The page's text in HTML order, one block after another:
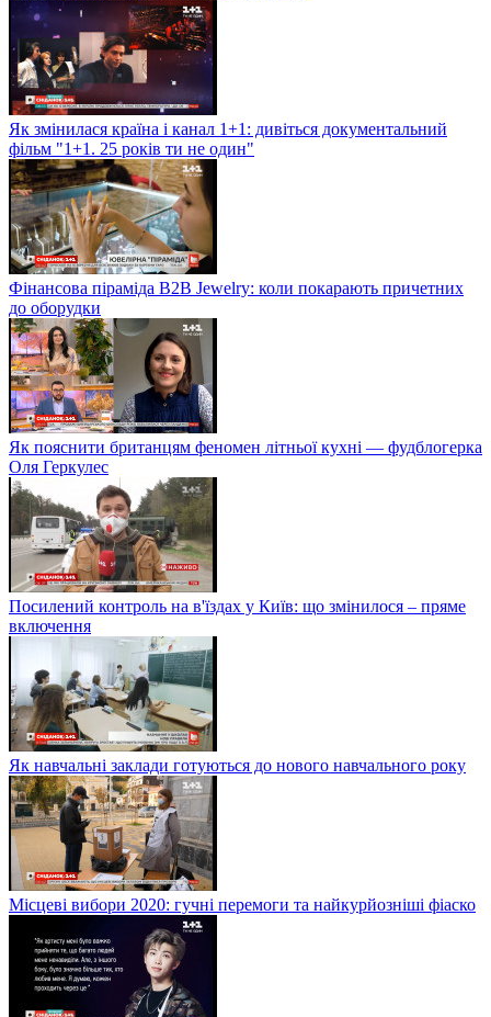
Як змінилася країна і канал 1+1: дивіться документальний
фільм "1+1. 25 років ти не один"
Фінансова піраміда B2B Jewelry: коли покарають причетних
до оборудки
Як пояснити британцям феномен літньої кухні — фудблогерка
Оля Геркулес
Посилений контроль на в'їздах у Київ: що змінилося – пряме
включення
Як навчальні заклади готуються до нового навчального року
Місцеві вибори 2020: гучні перемоги та найкурйозніші фіаско